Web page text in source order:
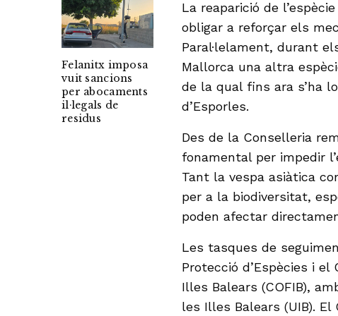
Felanitx imposa
vuit sancions
per abocaments
il·legals de
residus
La reaparició de
obligar a reforçar els
Paral·lelament, durant
Mallorca una altra
de la qual fins ara s’ha
d’Esporles.
Des de la Conselleria
fonamental per impedir
Tant la vespa asiàtica
per a la biodiversitat,
poden afectar
Les tasques de
Protecció d’Espècies i
Illes Balears (COFIB),
les Illes Balears (UIB).